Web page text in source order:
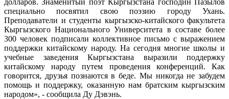
специально посвятил свою поэзию городу Ухань.
Преподаватели и студенты кыргызско-китайского факультета
Кыргызского Национального Университета в составе более
300 человек подписали коллективное письмо с выражением
поддержки китайскому народу. На сегодня многие школы и
учебные заведения Кыргызстана выразили поддержку
китайскому народу путем проведения конференций. Как
говорится, друзья познаются в беде. Мы никогда не забудем
помощь и поддержку, оказанную нам братским кыргызским
народом», - сообщила Ду Дэвэнь.